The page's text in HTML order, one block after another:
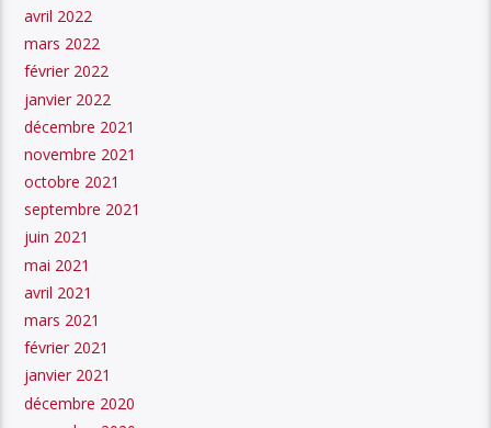
avril 2022
mars 2022
février 2022
janvier 2022
décembre 2021
novembre 2021
octobre 2021
septembre 2021
juin 2021
mai 2021
avril 2021
mars 2021
février 2021
janvier 2021
décembre 2020